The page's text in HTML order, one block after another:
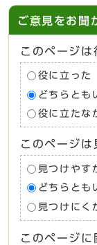
ご意見をお聞
このページは
役に立った
どちらとも
役に立たな
このページは
見つけやす
どちらとも
見つけにく
このページ